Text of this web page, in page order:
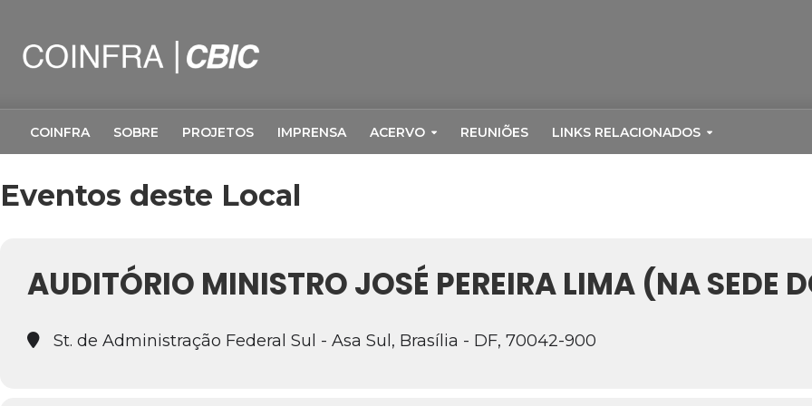
COINFRA SOBRE PROJETOS IMPRENSA ACERVO REUNIÕES LINKS RELACIONADOS
Eventos deste Local
AUDITÓRIO MINISTRO JOSÉ PEREIRA LIMA (NA SEDE
St. de Administração Federal Sul - Asa Sul, Brasília - DF, 70042-900